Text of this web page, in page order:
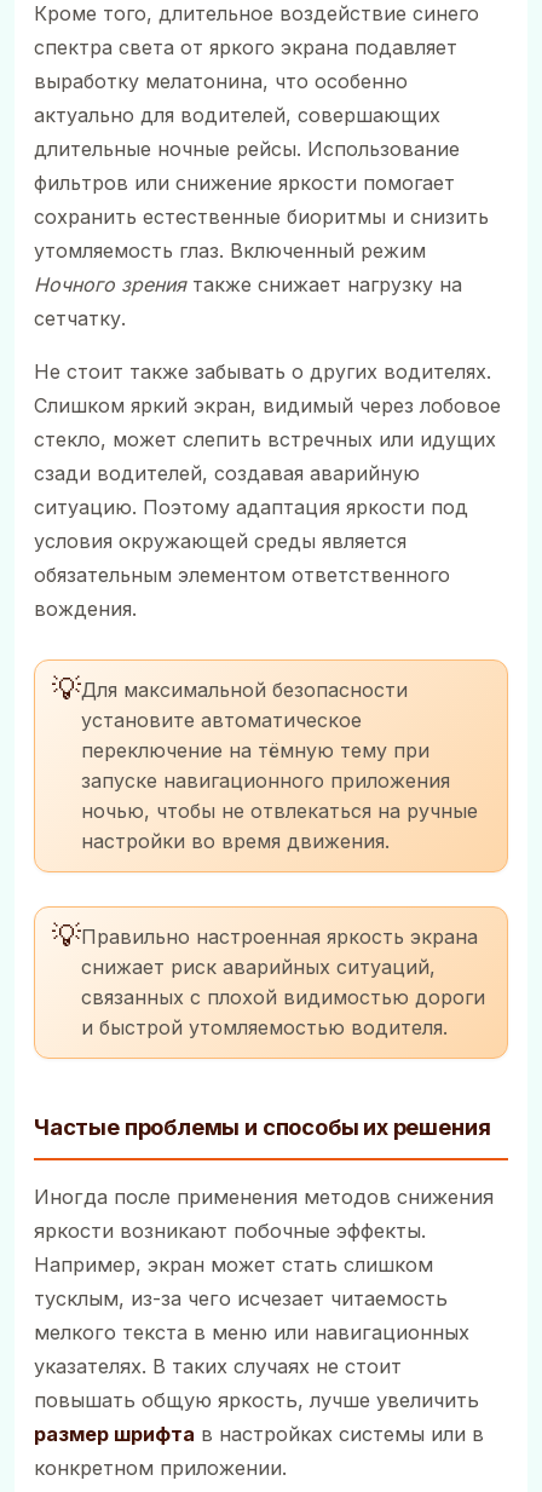
Кроме того, длительное воздействие синего
спектра света от яркого экрана подавляет
выработку мелатонина, что особенно
актуально для водителей, совершающих
длительные ночные рейсы. Использование
фильтров или снижение яркости помогает
сохранить естественные биоритмы и снизить
утомляемость глаз. Включенный режим
Ночного зрениятакже снижает нагрузку на
сетчатку.
Не стоит также забывать о других водителях.
Слишком яркий экран, видимый через лобовое
стекло, может слепить встречных или идущих
сзади водителей, создавая аварийную
ситуацию. Поэтому адаптация яркости под
условия окружающей среды является
обязательным элементом ответственного
вождения.
💡Для максимальной безопасности
установите автоматическое
переключение на тёмную тему при
запуске навигационного приложения
ночью, чтобы не отвлекаться на ручные
настройки во время движения.
💡Правильно настроенная яркость экрана
снижает риск аварийных ситуаций,
связанных с плохой видимостью дороги
и быстрой утомляемостью водителя.
Частые проблемы и способы их решения
Иногда после применения методов снижения
яркости возникают побочные эффекты.
Например, экран может стать слишком
тусклым, из-за чего исчезает читаемость
мелкого текста в меню или навигационных
указателях. В таких случаях не стоит
повышать общую яркость, лучше увеличить
размер шрифта в настройках системы или в
конкретном приложении.